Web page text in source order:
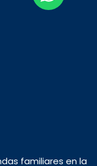
familiares en la